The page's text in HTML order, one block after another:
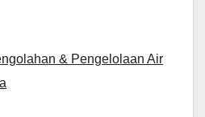
& Pengelolaan Air